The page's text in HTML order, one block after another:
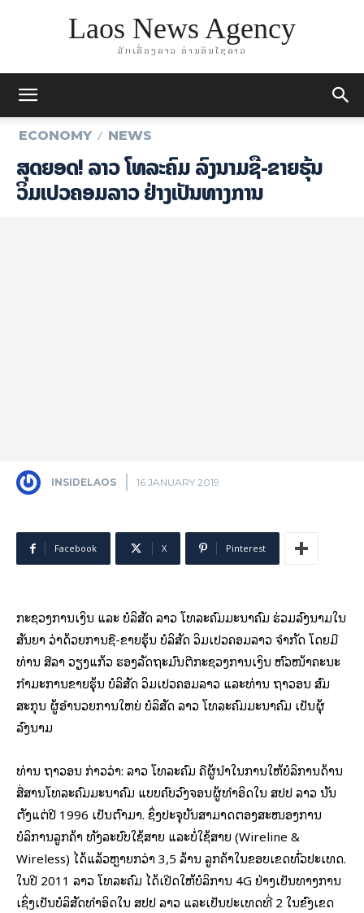
Laos News Agency
ມັກເລື່ອງລາວ ອ່ານອິນໄຊລາວ
ECONOMY NEWS
ສຸດຍອດ! ລາວ ໂທລະຄົມ ລົງນາມຊື້-ຂາຍຮຸ້ນ
ວິມເປວຄອມລາວ ຢ່າງເປັນທາງການ
INSIDELAOS 16 JANUARY 2019
Facebook X Pinterest
ກະຊວງການເງິນ ແລະ ບໍລິສັດ ລາວ ໂທລະຄົມມະນາຄົມ ຮ່ວມລົງນາມໃນ
ສັນຍາ ວ່າດ້ວຍການຊື້-ຂາຍຮຸ້ນ ບໍລິສັດ ວິມເປວຄອມລາວ ຈໍາກັດ ໂດຍມີ
ທ່ານ ສີລາ ວຽງແກ້ວ ຮອງລັດຖະມົນຕີກະຊວງການເງິນ ຫົວໜ້າຄະນະ
ກຳມະການຂາຍຮຸ້ນ ບໍລິສັດ ວິມເປວຄອມລາວ ແລະທ່ານ ຖາວອນ ສົມ
ສະກຸນ ຜູ້ອໍານວຍການໃຫຍ່ ບໍລິສັດ ລາວ ໂທລະຄົມມະນາຄົມ ເປັນຜຸ້
ລົງນາມ
ທ່ານ ຖາວອນ ກ່າວວ່າ: ລາວ ໂທລະຄົມ ຄືຜູ້ນໍາໃນການໃຫ້ບໍລິການດ້ານ
ສື່ສານໂທລະຄົມມະນາຄົມ ແບບຄົບວົງຈອນຜູ້ທໍາອິດໃນ ສປປ ລາວ ນັນ
ຕັ້ງແຕ່ປີ 1996 ເປັນຕົ້າມາ. ຊຶ່ງປະຈຸບັນສາມາດຕອງສະໜອງການ
ບໍລິການລູກຄ້າ ທັງລະບົບໃຊ້ສາຍ ແລະບໍ່ໃຊ້ສາຍ (Wireline &
Wireless) ໄດ້ແລ້ວຫຼາຍກວ່າ 3,5 ລ້ານ ລູກຄ້າໃນຂອບເຂດທົ່ວປະເທດ.
ໃນປີ 2011 ລາວ ໂທລະຄົມ ໄດ້ເປີດໃຫ້ບໍລິການ 4G ຢ່າງເປັນທາງການ
ເຊິ່ງເປັນບໍລິສັດທໍາອິດໃນ ສປປ ລາວ ແລະເປັນປະເທດທີ່ 2 ໃນຂົງເຂດ